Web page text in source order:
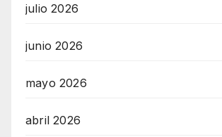
julio 2026
junio 2026
mayo 2026
abril 2026